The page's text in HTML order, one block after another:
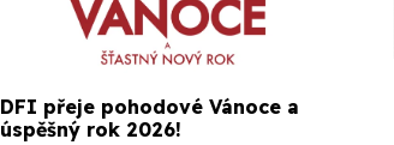
DFI přeje pohodové Vánoce a
úspěšný rok 2026!